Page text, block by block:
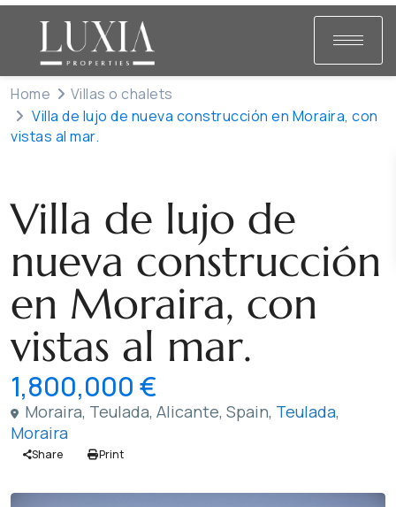
Home
Villas o chalets
Villa de lujo de nueva construcción en Moraira, con
vistas al mar.
Villa de lujo de
nueva construcción
en Moraira, con
vistas al mar.
1,800,000 €
Moraira, Teulada, Alicante, Spain, Teulada,
Moraira
Share Print